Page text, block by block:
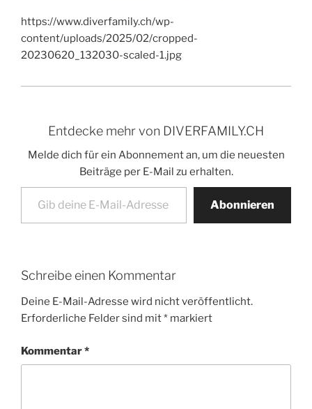
https://www.diverfamily.ch/wp-
content/uploads/2025/02/cropped-
20230620_132030-scaled-1.jpg
Entdecke mehr von DIVERFAMILY.CH
Melde dich für ein Abonnement an, um die neuesten
Beiträge per E-Mail zu erhalten.
Gib deine E-Mail-Adresse ein ...
Abonnieren
Schreibe einen Kommentar
Deine E-Mail-Adresse wird nicht veröffentlicht.
Erforderliche Felder sind mit* markiert
Kommentar*